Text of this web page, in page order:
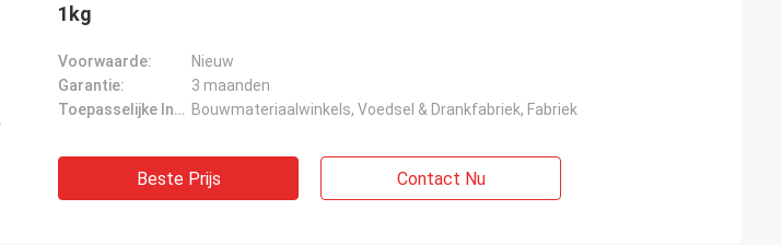
1kg
Voorwaarde:
Nieuw
Garantie:
3 maanden
Toepasselijke Industrie: Bouwmateriaalwinkels, Voedsel & Drankfabriek, Fabriek
Beste Prijs Contact Nu